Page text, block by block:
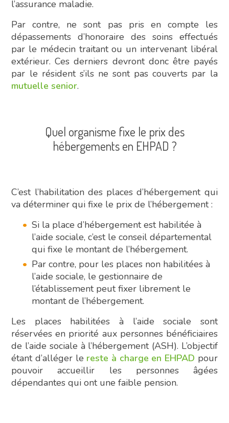
l’assurance maladie.
Par contre, ne sont pas pris en compte les
dépassements d’honoraire des soins effectués
par le médecin traitant ou un intervenant libéral
extérieur. Ces derniers devront donc être payés
par le résident s’ils ne sont pas couverts par la
mutuelle senior.
Quel organisme fixe le prix des
hébergements en EHPAD ?
C’est l’habilitation des places d’hébergement qui
va déterminer qui fixe le prix de l’hébergement :
Si la place d’hébergement est habilitée à
l’aide sociale, c’est le conseil départemental
qui fixe le montant de l’hébergement.
Par contre, pour les places non habilitées à
l’aide sociale, le gestionnaire de
l’établissement peut fixer librement le
montant de l’hébergement.
Les places habilitées à l’aide sociale sont
réservées en priorité aux personnes bénéficiaires
de l’aide sociale à l’hébergement (ASH). L’objectif
étant d’alléger le reste à charge en EHPAD pour
pouvoir accueillir les personnes âgées
dépendantes qui ont une faible pension.